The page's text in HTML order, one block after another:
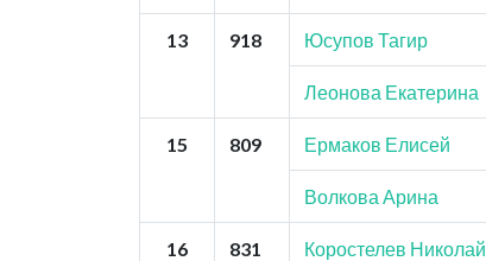
13 918 Юсупов Тагир
Леонова Екатерина
15 809 Ермаков Елисей
Волкова Арина
16 831 Коростелев Николай